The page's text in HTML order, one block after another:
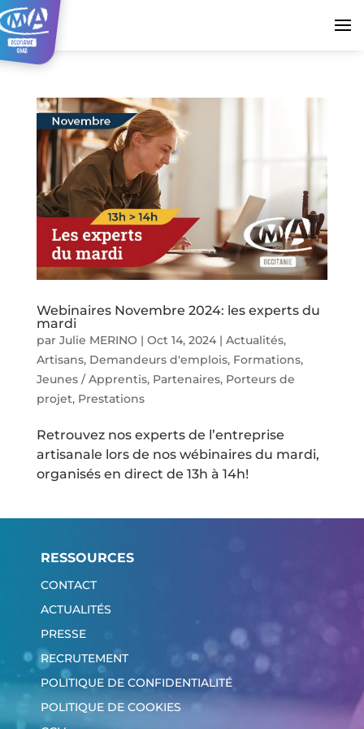
Webinaires Novembre 2024: les experts du
mardi
par Julie MERINO | Oct 14, 2024| Actualités,
Artisans, Demandeurs d'emplois, Formations,
Jeunes / Apprentis, Partenaires, Porteurs de
projet, Prestations
Retrouvez nos experts de l’entreprise
artisanale lors de nos wébinaires du mardi,
organisés en direct de 13h à 14h!
RESSOURCES
CONTACT
ACTUALITÉS
PRESSE
RECRUTEMENT
POLITIQUE DE CONFIDENTIALITÉ
POLITIQUE DE COOKIES